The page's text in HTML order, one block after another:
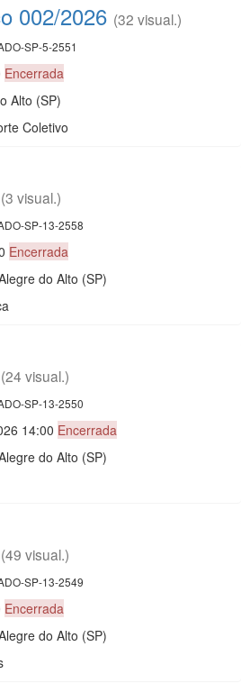
002/2026 (32 visual.)
SP-5-2551
Encerrada
Alto (SP)
Coletivo
(3 visual.)
SP-13-2558
Encerrada
do Alto (SP)
(24 visual.)
SP-13-2550
14:00 Encerrada
do Alto (SP)
(49 visual.)
SP-13-2549
Encerrada
do Alto (SP)